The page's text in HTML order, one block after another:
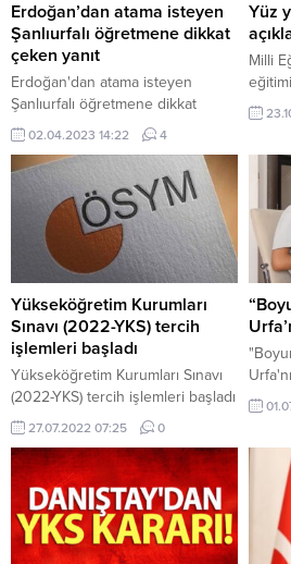
Erdoğan’dan atama isteyen
Şanlıurfalı öğretmene dikkat
çeken yanıt
Erdoğan'dan atama isteyen
Şanlıurfalı öğretmene dikkat
çeken yanıt
02.04.2023 14:22 4
Yüz
Milli
Yükseköğretim Kurumları
Sınavı (2022-YKS) tercih
işlemleri başladı
Yükseköğretim Kurumları Sınavı
(2022-YKS) tercih işlemleri başladı
27.07.2022 07:25 0